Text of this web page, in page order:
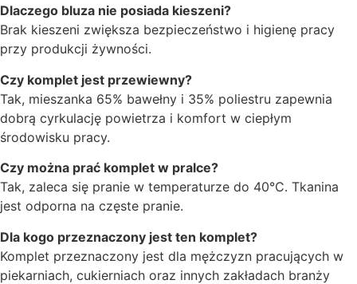
Dlaczego bluza nie posiada kieszeni?
Brak kieszeni zwiększa bezpieczeństwo i higienę pracy
przy produkcji żywności.
Czy komplet jest przewiewny?
Tak, mieszanka 65% bawełny i 35% poliestru zapewnia
dobrą cyrkulację powietrza i komfort w ciepłym
środowisku pracy.
Czy można prać komplet w pralce?
Tak, zaleca się pranie w temperaturze do 40°C. Tkanina
jest odporna na częste pranie.
Dla kogo przeznaczony jest ten komplet?
Komplet przeznaczony jest dla mężczyzn pracujących w
piekarniach, cukierniach oraz innych zakładach branży